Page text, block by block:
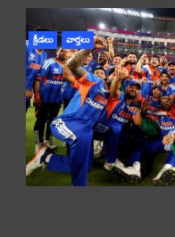
క్రీడలు వార్తలు